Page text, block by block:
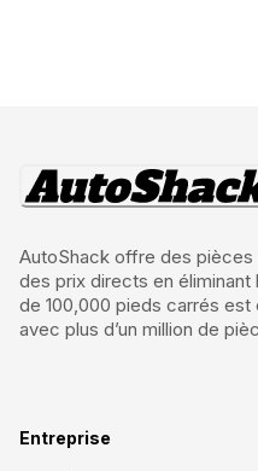
AutoShack offre des pièces
des prix directs en éliminant
de 100,000 pieds carrés
avec plus d’un million de
Entreprise